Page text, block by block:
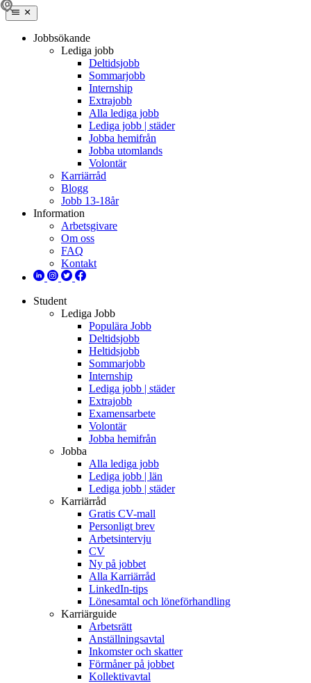
Jobbsökande
Lediga jobb
Deltidsjobb
Sommarjobb
Internship
Extrajobb
Alla lediga jobb
Lediga jobb | städer
Jobba hemifrån
Jobba utomlands
Volontär
Karriärråd
Blogg
Jobb 13-18år
Information
Arbetsgivare
Om oss
FAQ
Kontakt
Student
Lediga Jobb
Populära Jobb
Deltidsjobb
Heltidsjobb
Sommarjobb
Internship
Lediga jobb | städer
Extrajobb
Examensarbete
Volontär
Jobba hemifrån
Jobba
Alla lediga jobb
Lediga jobb | län
Lediga jobb | städer
Karriärråd
Gratis CV-mall
Personligt brev
Arbetsintervju
CV
Ny på jobbet
Alla Karriärråd
LinkedIn-tips
Lönesamtal och löneförhandling
Karriärguide
Arbetsrätt
Anställningsavtal
Inkomster och skatter
Förmåner på jobbet
Kollektivavtal